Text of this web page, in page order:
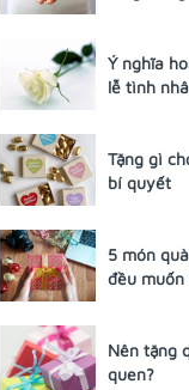
Ý nghĩa
lễ tình
Tặng gì
bí quyết
5 món
đều muốn
Nên tặng
quen?